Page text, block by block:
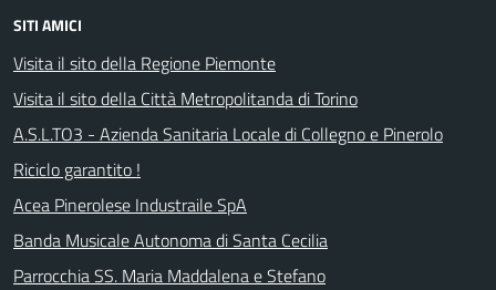
SITI AMICI
Visita il sito della Regione Piemonte
Visita il sito della Città Metropolitanda di Torino
A.S.L.TO3 - Azienda Sanitaria Locale di Collegno e Pinerolo
Riciclo garantito !
Acea Pinerolese Industraile SpA
Banda Musicale Autonoma di Santa Cecilia
Parrocchia SS. Maria Maddalena e Stefano